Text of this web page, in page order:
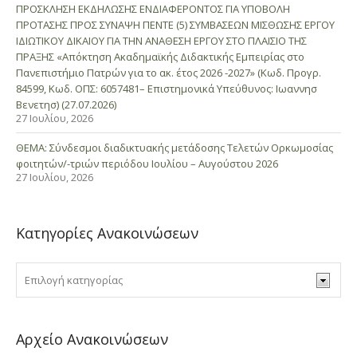
ΠΡΟΣΚΛΗΣΗ ΕΚΔΗΛΩΣΗΣ ΕΝΔΙΑΦΕΡΟΝΤΟΣ ΓΙΑ ΥΠΟΒΟΛΗ
ΠΡΟΤΑΣΗΣ ΠΡΟΣ ΣΥΝΑΨΗ ΠΕΝΤΕ (5) ΣΥΜΒΑΣΕΩΝ ΜΙΣΘΩΣΗΣ ΕΡΓΟΥ
ΙΔΙΩΤΙΚΟΥ ΔΙΚΑΙΟΥ ΓΙΑ ΤΗΝ ΑΝΑΘΕΣΗ ΕΡΓΟΥ ΣΤΟ ΠΛΑΙΣΙΟ ΤΗΣ
ΠΡΑΞΗΣ «Απόκτηση Ακαδημαϊκής Διδακτικής Εμπειρίας στο
Πανεπιστήμιο Πατρών για το ακ. έτος 2026 -2027» (Κωδ. Προγρ.
84599, Κωδ. ΟΠΣ: 6057481– Επιστημονικά Υπεύθυνος: Ιωαννησ
Βενετησ) (27.07.2026)
27 Ιουλίου, 2026
ΘΕΜΑ: Σύνδεσμοι διαδικτυακής μετάδοσης Τελετών Ορκωμοσίας
φοιτητών/-τριών περιόδου Ιουλίου – Αυγούστου 2026
27 Ιουλίου, 2026
Κατηγορίες Ανακοινώσεων
Αρχείο Ανακοινώσεων